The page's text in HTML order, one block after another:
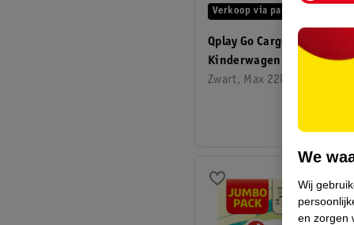
Qplay Go Cargo Opvouwbare
Kinderwagen & Bolderkar
Zwart, Max 22kg, 12.1 KG
Verkoop via partner
We
Wij
en zorgen